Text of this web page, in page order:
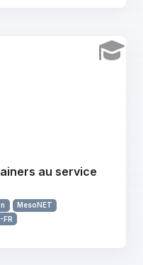
au service
MesoNET
FR